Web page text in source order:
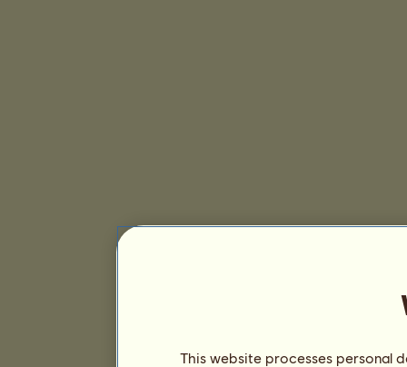
This website processes personal